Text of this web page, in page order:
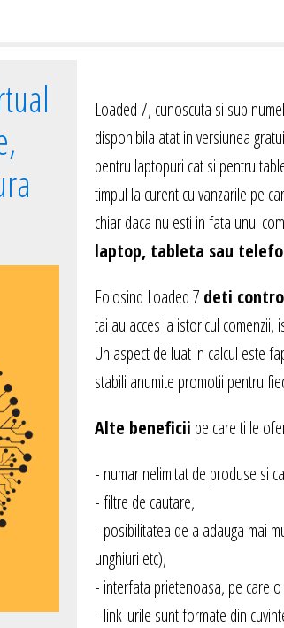
Loaded 7, cunoscuta si sub
disponibila atat in versiunea
pentru laptopuri cat si pentru
timpul la curent cu vanzarile pe
chiar daca nu esti in fata unui
laptop, tableta sau
Folosind Loaded 7 deti
tai au acces la istoricul
Un aspect de luat in calcul este
stabili anumite promotii pentru
Alte beneficii pe care ti le
- numar nelimitat de produse si
- filtre de cautare,
- posibilitatea de a adauga mai
unghiuri etc),
- interfata prietenoasa, pe care
- link-urile sunt formate din